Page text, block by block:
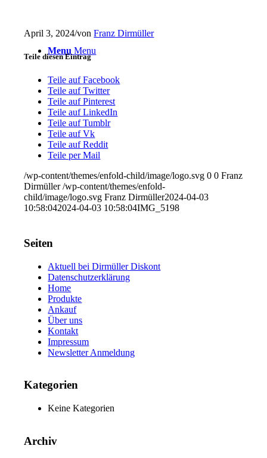
Menu Menu
April 3, 2024/vonFranz Dirmüller
Teile diesen Eintrag
Teile auf Facebook
Teile auf Twitter
Teile auf Pinterest
Teile auf LinkedIn
Teile auf Tumblr
Teile auf Vk
Teile auf Reddit
Teile per Mail
/wp-content/themes/enfold-child/image/logo.svg 0 0 Franz
Dirmüller /wp-content/themes/enfold-
child/image/logo.svg Franz Dirmüller2024-04-03
10:58:042024-04-03 10:58:04IMG_5198
Seiten
Aktuell bei Dirmüller Diskont
Datenschutzerklärung
Home
Produkte
Ankauf
Über uns
Kontakt
Impressum
Newsletter Anmeldung
Kategorien
Keine Kategorien
Archiv